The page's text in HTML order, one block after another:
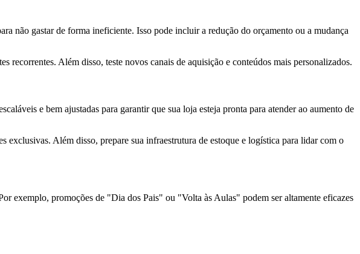
não gastar de forma ineficiente. Isso pode incluir a redução do orçamento ou a mudança
recorrentes. Além disso, teste novos canais de aquisição e conteúdos mais personalizados.
e bem ajustadas para garantir que sua loja esteja pronta para atender ao aumento de
exclusivas. Além disso, prepare sua infraestrutura de estoque e logística para lidar com o
exemplo, promoções de "Dia dos Pais" ou "Volta às Aulas" podem ser altamente eficazes